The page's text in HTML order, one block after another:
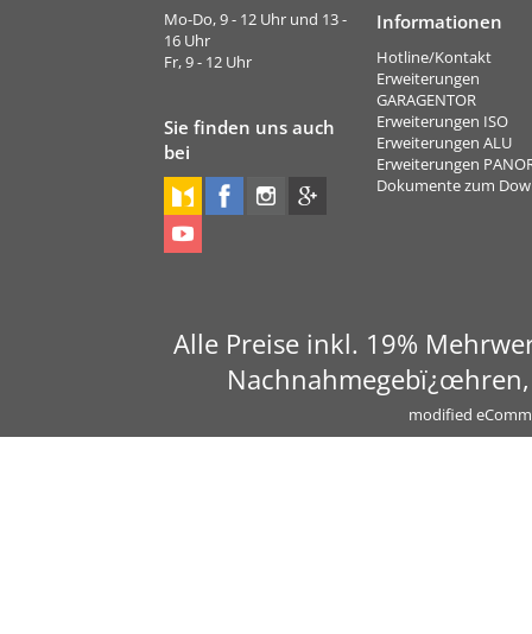
Mo-Do, 9 - 12 Uhr und 13 -
16 Uhr
Fr, 9 - 12 Uhr
Sie finden uns auch
bei
Informationen
Hotline/Kontakt
Erweiterungen
GARAGENTOR
Erweiterungen ISO
Erweiterungen ALU
Erweiterungen
Dokumente zum
Alle Preise inkl. 19%
modified